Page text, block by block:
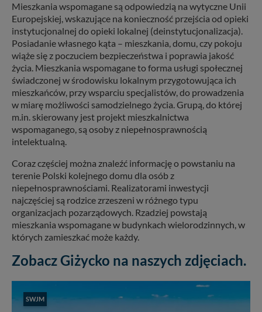
Mieszkania wspomagane są odpowiedzią na wytyczne Unii
Europejskiej, wskazujące na konieczność przejścia od opieki
instytucjonalnej do opieki lokalnej (deinstytucjonalizacja).
Posiadanie własnego kąta – mieszkania, domu, czy pokoju
wiąże się z poczuciem bezpieczeństwa i poprawia jakość
życia. Mieszkania wspomagane to forma usługi społecznej
świadczonej w środowisku lokalnym przygotowująca ich
mieszkańców, przy wsparciu specjalistów, do prowadzenia
w miarę możliwości samodzielnego życia. Grupą, do której
m.in. skierowany jest projekt mieszkalnictwa
wspomaganego, są osoby z niepełnosprawnością
intelektualną.
Coraz częściej można znaleźć informację o powstaniu na
terenie Polski kolejnego domu dla osób z
niepełnosprawnościami. Realizatorami inwestycji
najczęściej są rodzice zrzeszeni w różnego typu
organizacjach pozarządowych. Rzadziej powstają
mieszkania wspomagane w budynkach wielorodzinnych, w
których zamieszkać może każdy.
Zobacz Giżycko na naszych zdjęciach.
SWJM